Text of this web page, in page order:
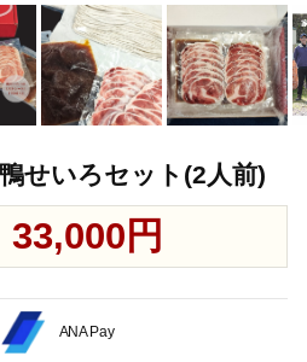
せいろセット(2人前)
33,000円
ANA Pay